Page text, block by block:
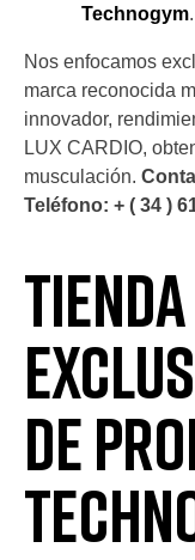
Technogym.
Nos enfocamos
marca reconocida
innovador,
LUX CARDIO,
musculación.
Teléfono: + ( 34 )
de